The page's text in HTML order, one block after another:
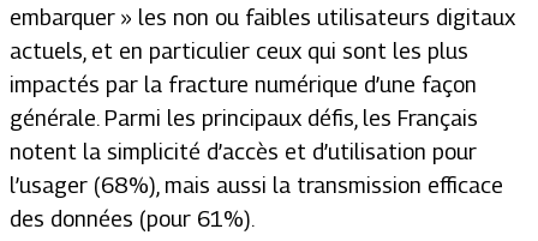
embarquer » les non ou faibles utilisateurs digitaux
actuels, et en particulier ceux qui sont les plus
impactés par la fracture numérique d’une façon
générale. Parmi les principaux défis, les Français
notent la simplicité d’accès et d’utilisation pour
l’usager (68%), mais aussi la transmission efficace
des données (pour 61%).